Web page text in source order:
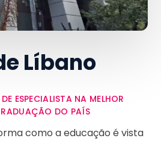
Líbano
ESPECIALISTA NA MELHOR
DO PAÍS
como a educação é vista